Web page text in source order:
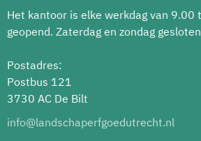
Het kantoor is elke werkdag van
geopend. Zaterdag en zondag
Postadres:
Postbus 121
3730 AC De Bilt
info@landschaperfgoedutrecht.nl